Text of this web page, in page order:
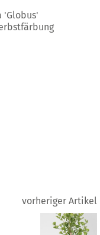
'Globus'
vorheriger Artikel